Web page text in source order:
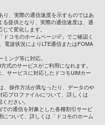
り、実際の通信速度を示すものではあ
提供となり、実際の通信速度は、通
て変化します。
ドコモのホームページ
」でご確認く
電波状況によりLTE通信またはFOMA
ング等に対応。
式のサービスがご利用になれます。
サービスに対応したドコモUIMカー
、操作方法が異なったり、データのや
プロファイルについて、詳しくは
ださい。
の通信を対象とした各種割引サービ
について、詳しくは「 ドコモのホーム